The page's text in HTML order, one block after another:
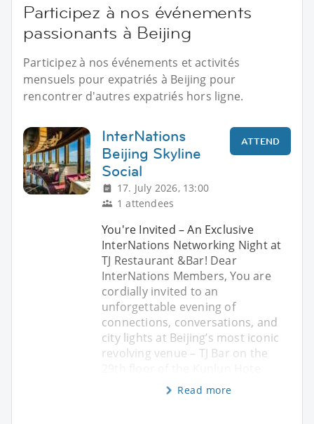
Participez à nos événements
passionants à Beijing
Participez à nos événements et activités
mensuels pour expatriés à Beijing pour
rencontrer d'autres expatriés hors ligne.
InterNations
Beijing Skyline
Social
17. July 2026, 13:00
1 attendees
ATTEND
You're Invited – An Exclusive
InterNations Networking Night at
TJ Restaurant &Bar! Dear
InterNations Members, You are
cordially invited to an
unforgettable evening of
connections, conversations, and
city lights at Beijing’s most iconic
revolving venue – TJ Bar on the
Read more